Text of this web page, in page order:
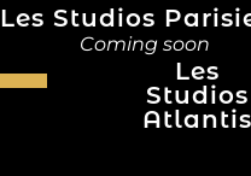
Les Studios
Coming soon
Les
Studios
Atlantis